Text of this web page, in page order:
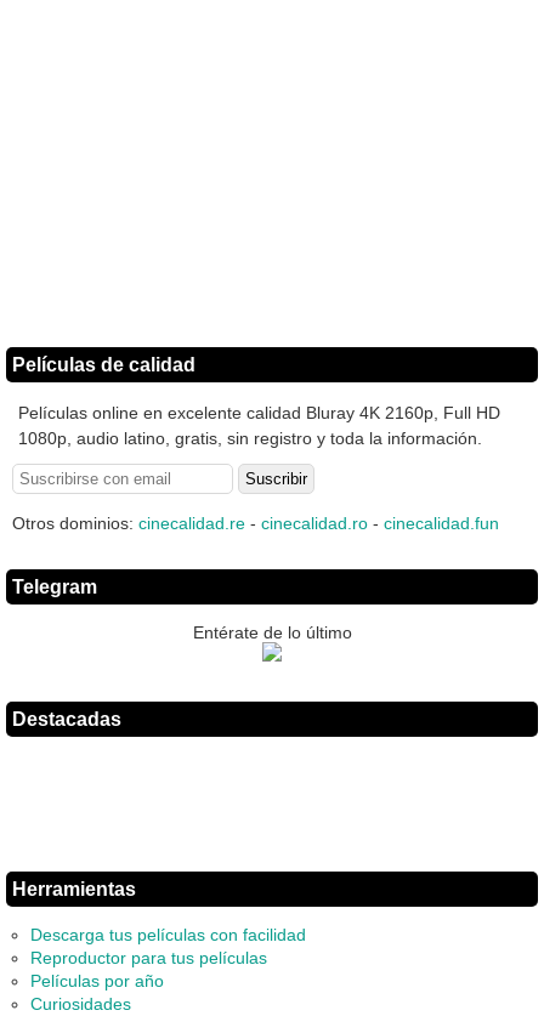
Películas de calidad
Películas online en excelente calidad Bluray 4K 2160p, Full HD
1080p, audio latino, gratis, sin registro y toda la información.
Otros dominios: cinecalidad.re - cinecalidad.ro - cinecalidad.fun
Telegram
Entérate de lo último
Destacadas
Herramientas
Descarga tus películas con facilidad
Reproductor para tus películas
Películas por año
Curiosidades